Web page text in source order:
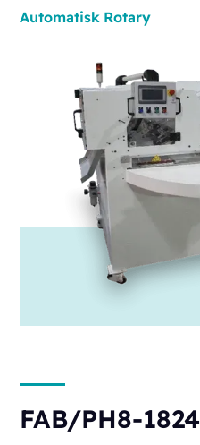
Automatisk Rotary
FAB/PH8-1824